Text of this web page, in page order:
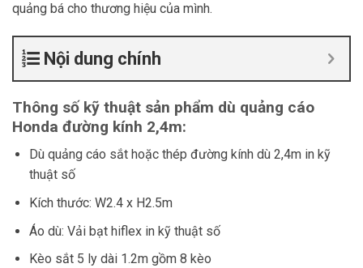
quảng bá cho thương hiệu của mình.
Nội dung chính
Thông số kỹ thuật sản phẩm dù quảng cáo
Honda đường kính 2,4m:
Dù quảng cáo sắt hoặc thép đường kính dù 2,4m in kỹ
thuật số
Kích thước: W2.4 x H2.5m
Áo dù: Vải bạt hiflex in kỹ thuật số
Kèo sắt 5 ly dài 1.2m gồm 8 kèo